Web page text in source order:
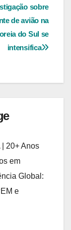
sobre
de avião na
do Sul se
intensifica
20+ Anos
em
Global:
e